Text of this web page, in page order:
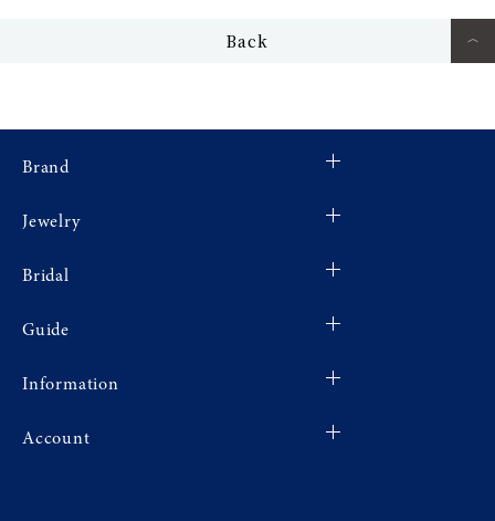
Back
Brand
Jewelry
Bridal
Guide
Information
Account